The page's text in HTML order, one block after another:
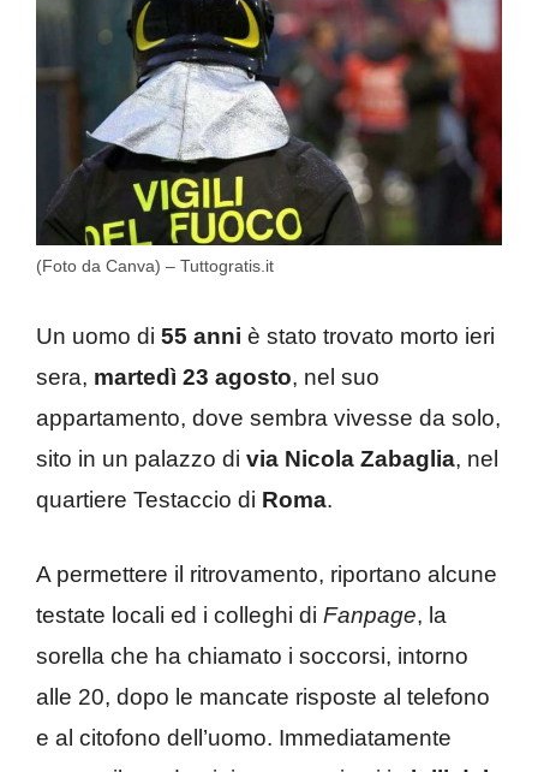
(Foto da Canva) – Tuttogratis.it
Un uomo di 55 anni è stato trovato morto ieri
sera, martedì 23 agosto, nel suo
appartamento, dove sembra vivesse da solo,
sito in un palazzo di via Nicola Zabaglia, nel
quartiere Testaccio di Roma.
A permettere il ritrovamento, riportano alcune
testate locali ed i colleghi di Fanpage, la
sorella che ha chiamato i soccorsi, intorno
alle 20, dopo le mancate risposte al telefono
e al citofono dell’uomo. Immediatamente